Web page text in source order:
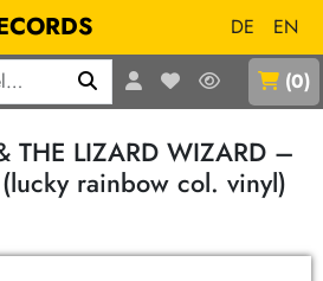
DE
EN
(0)
THE LIZARD WIZARD –
rainbow col. vinyl)